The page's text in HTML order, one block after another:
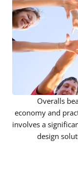
Overalls
economy and
involves a
design